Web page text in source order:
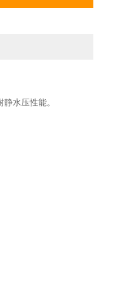
水压性能。